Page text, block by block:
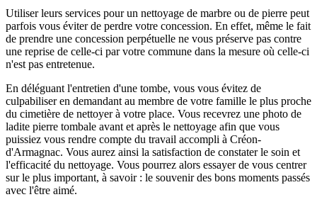
Utiliser leurs services pour un nettoyage de marbre ou de pierre peut
parfois vous éviter de perdre votre concession. En effet, même le fait
de prendre une concession perpétuelle ne vous préserve pas contre
une reprise de celle-ci par votre commune dans la mesure où celle-ci
n'est pas entretenue.
En déléguant l'entretien d'une tombe, vous vous évitez de
culpabiliser en demandant au membre de votre famille le plus proche
du cimetière de nettoyer à votre place. Vous recevrez une photo de
ladite pierre tombale avant et après le nettoyage afin que vous
puissiez vous rendre compte du travail accompli à Créon-
d'Armagnac. Vous aurez ainsi la satisfaction de constater le soin et
l'efficacité du nettoyage. Vous pourrez alors essayer de vous centrer
sur le plus important, à savoir : le souvenir des bons moments passés
avec l'être aimé.